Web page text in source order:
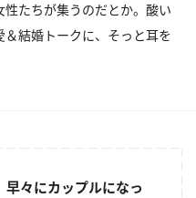
たちが集うのだとか。酸い
結婚トークに、そっと耳を
早々にカップルになっ